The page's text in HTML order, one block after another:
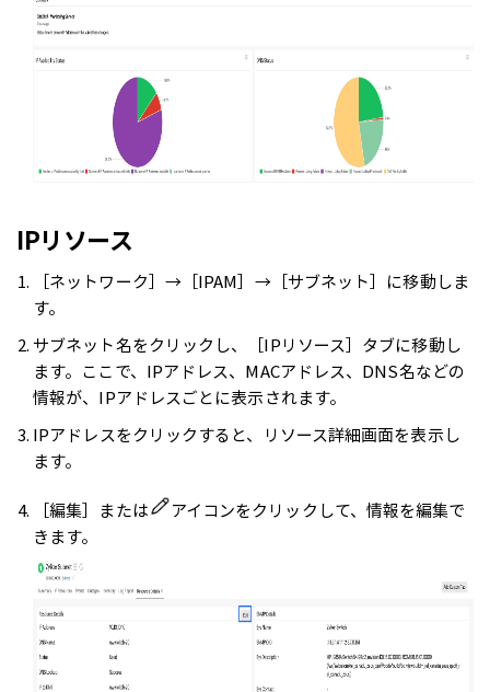
IPリソース
［ネットワーク］→［IPAM］→［サブネット］に移動しま
す。
サブネット名をクリックし、［IPリソース］タブに移動し
ます。ここで、IPアドレス、MACアドレス、DNS名などの
情報が、IPアドレスごとに表示されます。
IPアドレスをクリックすると、リソース詳細画面を表示し
ます。
［編集］または
アイコンをクリックして、情報を編集で
きます。